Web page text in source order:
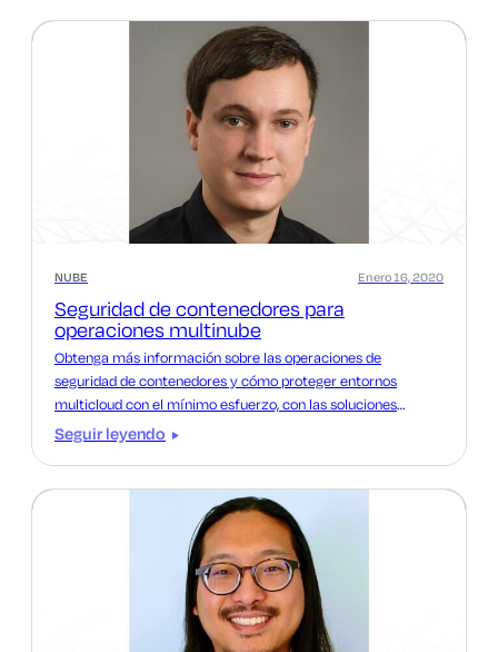
NUBE
Seguridad de contenedores para
operaciones multinube
Enero 16, 2020
Obtenga más información sobre las operaciones de
seguridad de contenedores y cómo proteger entornos
multicloud con el mínimo esfuerzo, con las soluciones
Seguir leyendo